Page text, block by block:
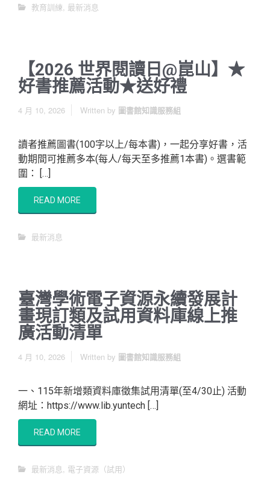
教育訓練, 最新消息
【2026 世界閱讀日@崑山】★
好書推薦活動★送好禮
4 月 10, 2026 Written by 圖書館知識服務組
讀者推薦圖書(100字以上/每本書)，一起分享好書，活
動期間可推薦多本(每人/每天至多推薦1本書)。選書範
圍： […]
READ MORE
最新消息
臺灣學術電子資源永續發展計
畫現訂類及試用資料庫線上推
廣活動清單
4 月 10, 2026 Written by 圖書館知識服務組
一、115年新增類資料庫徵集試用清單(至4/30止) 活動
網址：https://www.lib.yuntech […]
READ MORE
最新消息, 電子資源（試用）